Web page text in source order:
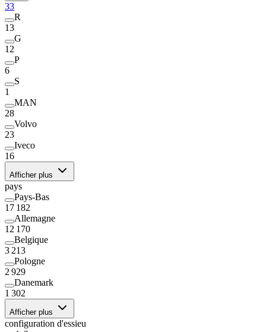
33
R
13
G
12
P
6
S
1
MAN
28
Volvo
23
Iveco
16
Afficher plus
pays
Pays-Bas
17 182
Allemagne
12 170
Belgique
3 213
Pologne
2 929
Danemark
1 302
Afficher plus
configuration d'essieu